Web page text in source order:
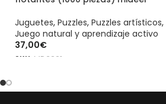
Juguetes, Puzzles, Puzzles artísticos,
Juego natural y aprendizaje activo
37,00€
SKU: MD3221